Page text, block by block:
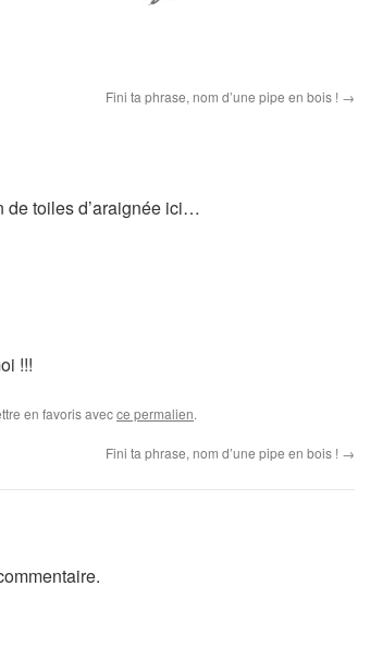
Fini ta phrase, nom d’une pipe en bois ! →
de toiles d’araignée ici…
!!!
en favoris avecce permalien.
Fini ta phrase, nom d’une pipe en bois ! →